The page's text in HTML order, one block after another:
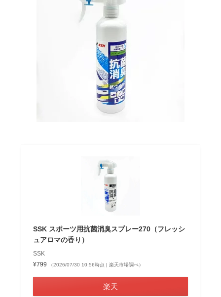
SSK スポーツ用抗菌消臭スプレー270（フレッシ
ュアロマの香り）
SSK
¥799
（2026/07/30 10:56時点 | 楽天市場調べ）
楽天